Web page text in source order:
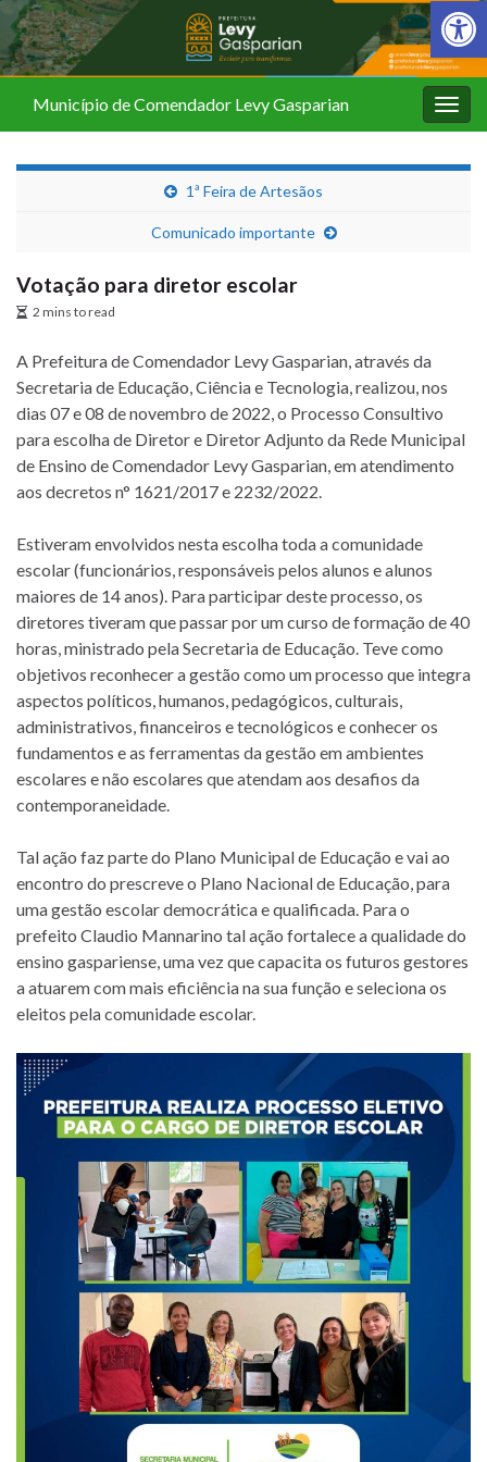
Barra de
Município de Comendador Levy Gasparian
1ª Feira de Artesãos
Comunicado importante
Votação para diretor escolar
2 mins to read
A Prefeitura de Comendador Levy Gasparian, através da
Secretaria de Educação, Ciência e Tecnologia, realizou, nos
dias 07 e 08 de novembro de 2022, o Processo Consultivo
para escolha de Diretor e Diretor Adjunto da Rede Municipal
de Ensino de Comendador Levy Gasparian, em atendimento
aos decretos n° 1621/2017 e 2232/2022.
Estiveram envolvidos nesta escolha toda a comunidade
escolar (funcionários, responsáveis pelos alunos e alunos
maiores de 14 anos). Para participar deste processo, os
diretores tiveram que passar por um curso de formação de 40
horas, ministrado pela Secretaria de Educação. Teve como
objetivos reconhecer a gestão como um processo que integra
aspectos políticos, humanos, pedagógicos, culturais,
administrativos, financeiros e tecnológicos e conhecer os
fundamentos e as ferramentas da gestão em ambientes
escolares e não escolares que atendam aos desafios da
contemporaneidade.
Tal ação faz parte do Plano Municipal de Educação e vai ao
encontro do prescreve o Plano Nacional de Educação, para
uma gestão escolar democrática e qualificada. Para o
prefeito Claudio Mannarino tal ação fortalece a qualidade do
ensino gaspariense, uma vez que capacita os futuros gestores
a atuarem com mais eficiência na sua função e seleciona os
eleitos pela comunidade escolar.